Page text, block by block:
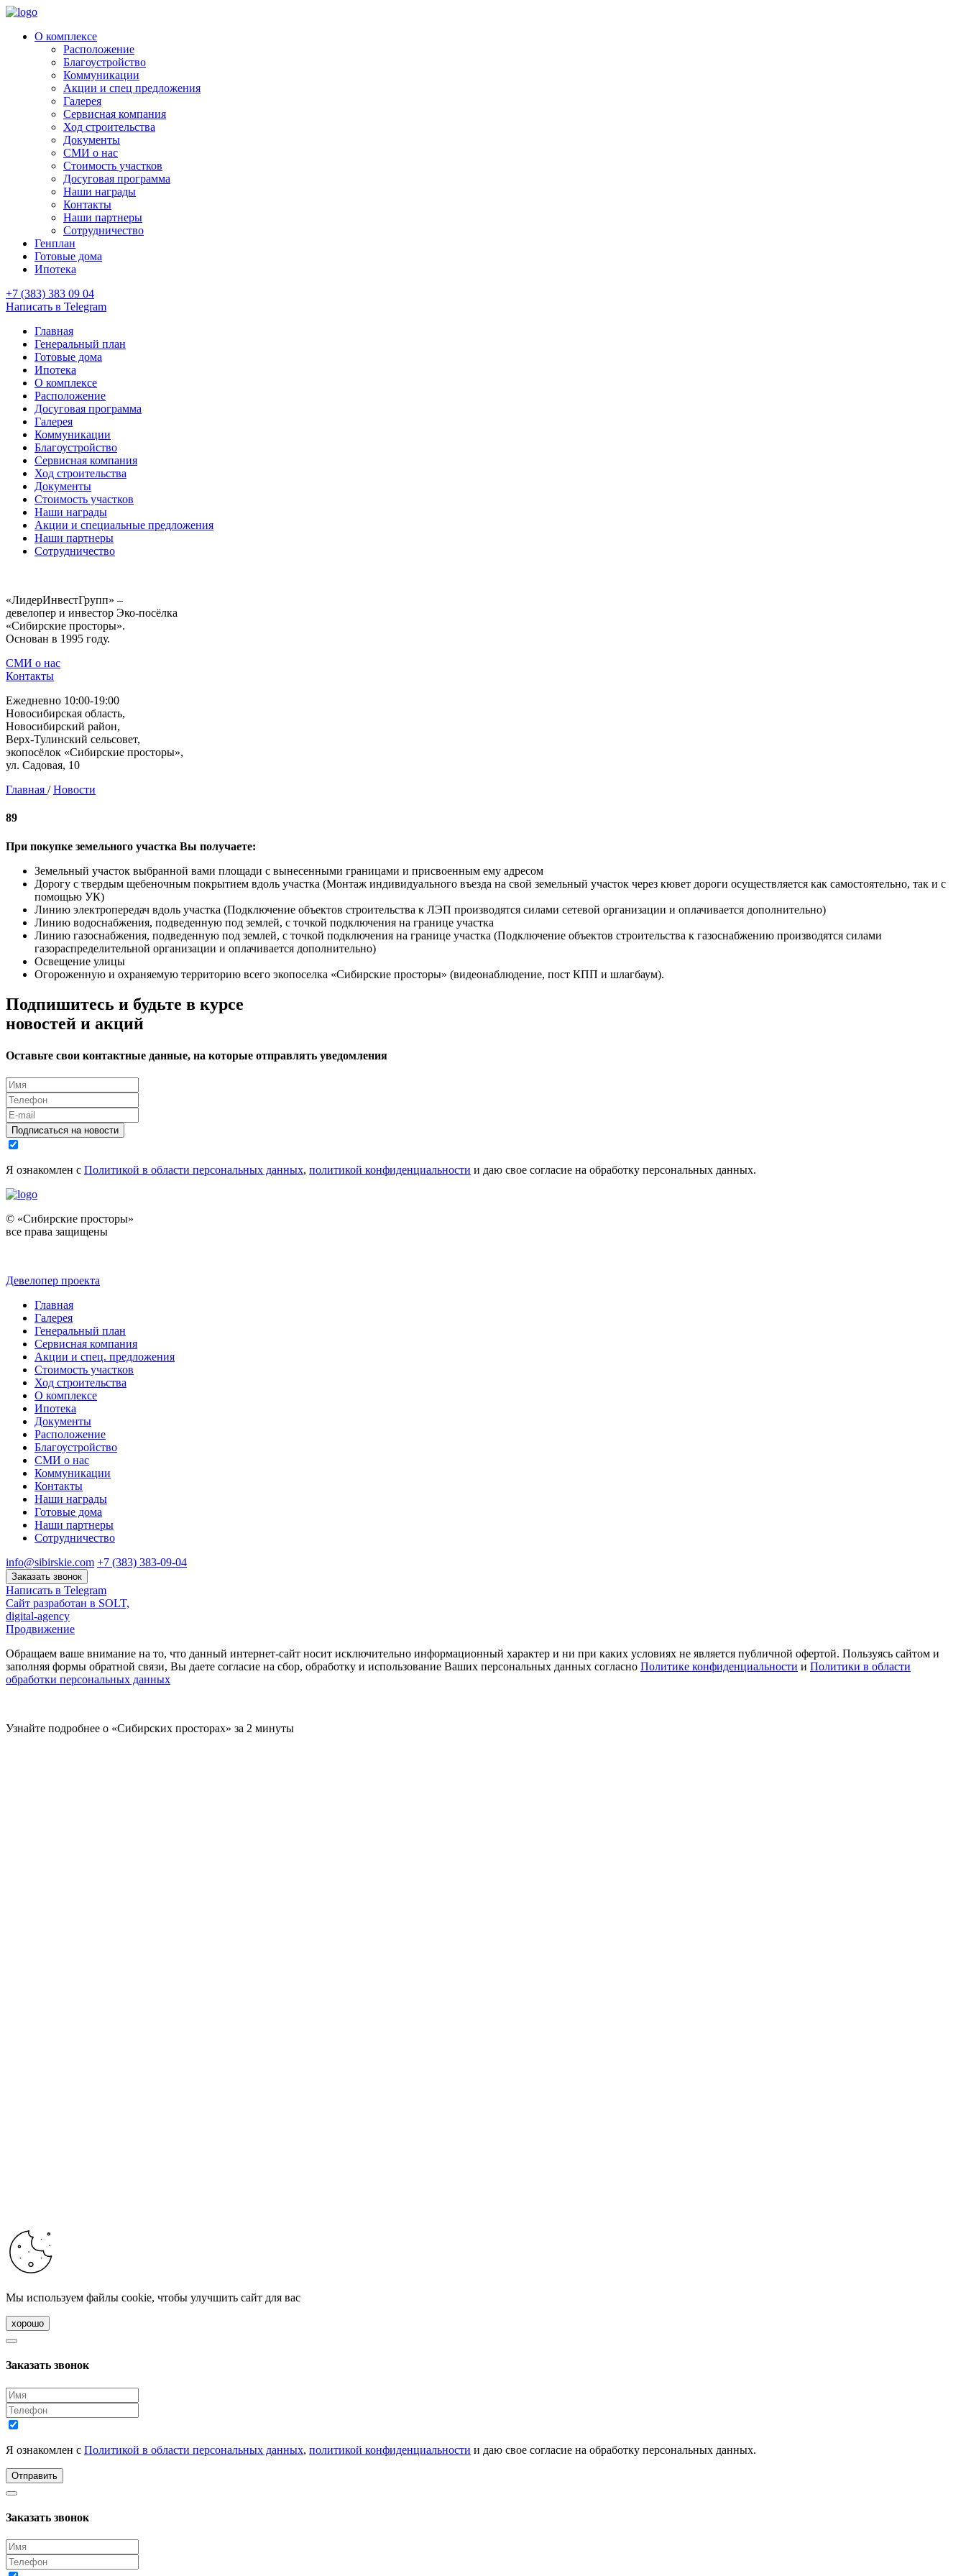
О комплексе
Расположение
Благоустройство
Коммуникации
Акции и спец предложения
Галерея
Сервисная компания
Ход строительства
Документы
СМИ о нас
Стоимость участков
Досуговая программа
Наши награды
Контакты
Наши партнеры
Сотрудничество
Генплан
Готовые дома
Ипотека
+7 (383) 383 09 04
Написать в Telegram
Главная
Генеральный план
Готовые дома
Ипотека
О комплексе
Расположение
Досуговая программа
Галерея
Коммуникации
Благоустройство
Сервисная компания
Ход строительства
Документы
Стоимость участков
Наши награды
Акции и специальные предложения
Наши партнеры
Сотрудничество
«ЛидерИнвестГрупп» –
девелопер и инвестор Эко-посёлка
«Сибирские просторы».
Основан в 1995 году.
СМИ о нас
Контакты
Ежедневно 10:00-19:00
Новосибирская область,
Новосибирский район,
Верх-Тулинский сельсовет,
экопосёлок «Сибирские просторы»,
ул. Садовая, 10
Главная / Новости
89
При покупке земельного участка Вы получаете:
Земельный участок выбранной вами площади с вынесенными границами и присвоенным ему адресом
Дорогу с твердым щебеночным покрытием вдоль участка (Монтаж индивидуального въезда на свой земельный участок через кювет дороги осуществляется как самостоятельно, так и с
помощью УК)
Линию электропередач вдоль участка (Подключение объектов строительства к ЛЭП производятся силами сетевой организации и оплачивается дополнительно)
Линию водоснабжения, подведенную под землей, с точкой подключения на границе участка
Линию газоснабжения, подведенную под землей, с точкой подключения на границе участка (Подключение объектов строительства к газоснабжению производятся силами
газораспределительной организации и оплачивается дополнительно)
Освещение улицы
Огороженную и охраняемую территорию всего экопоселка «Сибирские просторы» (видеонаблюдение, пост КПП и шлагбаум).
Подпишитесь и будьте в курсе
новостей и акций
Оставьте свои контактные данные, на которые отправлять уведомления
Подписаться на новости
Я ознакомлен с Политикой в области персональных данных, политикой конфиденциальности и даю свое согласие на обработку персональных данных.
© «Сибирские просторы»
все права защищены
Девелопер проекта
Главная
Галерея
Генеральный план
Сервисная компания
Акции и спец. предложения
Стоимость участков
Ход строительства
О комплексе
Ипотека
Документы
Расположение
Благоустройство
СМИ о нас
Коммуникации
Контакты
Наши награды
Готовые дома
Наши партнеры
Сотрудничество
info@sibirskie.com +7 (383) 383-09-04
Заказать звонок
Написать в Telegram
Сайт разработан в SOLT,
digital-agency
Продвижение
Обращаем ваше внимание на то, что данный интернет-сайт носит исключительно информационный характер и ни при каких условиях не является публичной офертой. Пользуясь сайтом и
заполняя формы обратной связи, Вы даете согласие на сбор, обработку и использование Ваших персональных данных согласно Политике конфиденциальности и Политики в области
обработки персональных данных
Узнайте подробнее о «Сибирских просторах» за 2 минуты
Мы используем файлы cookie, чтобы улучшить сайт для вас
хорошо
Заказать звонок
Я ознакомлен с Политикой в области персональных данных, политикой конфиденциальности и даю свое согласие на обработку персональных данных.
Отправить
Заказать звонок